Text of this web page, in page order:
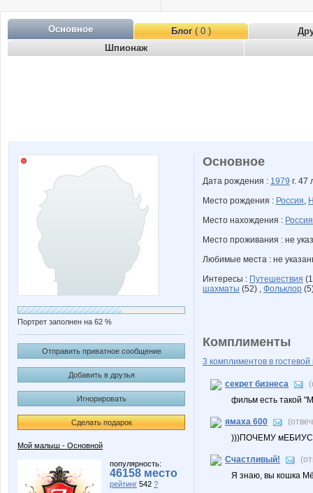
Основное Блог( 0 )
Шпионаж
Портрет заполнен на 62 %
Отправить приватное сообщение
Добавить в друзья
Игнорировать
Сделать подарок
Мой малыш - Основной
популярность:
46158 место
рейтинг 542 ?
Основное
Дата рождения : 1979 г. 47
Место рождения : Россия,
Место нахождения : Россия
Место проживания : не
Любимые места : не
Интересы : Путешествия
шахматы (52) , Фольклор
Комплименты
3 комплиментов в гостевой
секрет бизнеса
фильм есть такой
ямаха 600
)))ПОЧЕМУ
Счастливый!
Я знаю, вы кошка